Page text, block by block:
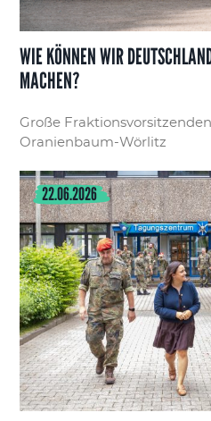
WIE KÖNNEN WIR
MACHEN?
Große
Oranienbaum-Wörlitz
22.06.2026